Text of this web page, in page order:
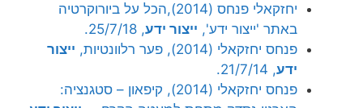
יחזקאלי פנחס (2014),הכל על ביורוקרטיה
באתר 'ייצור ידע', ייצור ידע, 25/7/18.
פנחס יחזקאלי (2014), פער רלוונטיות,
ייצור
ידע, 21/7/14.
פנחס יחזקאלי (2014), קיפאון – סטגנציה: